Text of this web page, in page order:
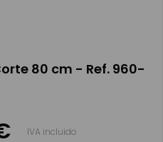
80 cm - Ref. 960-
IVA incluido